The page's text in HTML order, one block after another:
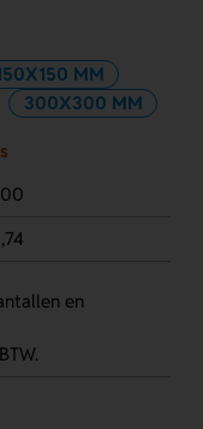
MM
300X300 MM
en